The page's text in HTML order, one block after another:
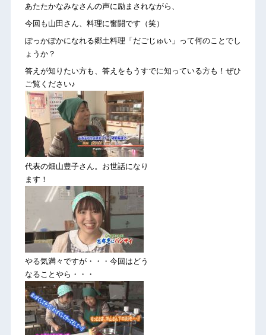
あたたかなみなさんの声に励まされながら、
今回も山田さん、料理に奮闘です（笑）
ぽっかぽかになれる郷土料理「だごじゅい」って何のことでし
ょうか？
答えが知りたい方も、答えをもうすでに知っている方も！ぜひ
ご覧ください♪
代表の畑山豊子さん。お世話になり
ます！
やる気満々ですが・・・今回はどう
なることやら・・・